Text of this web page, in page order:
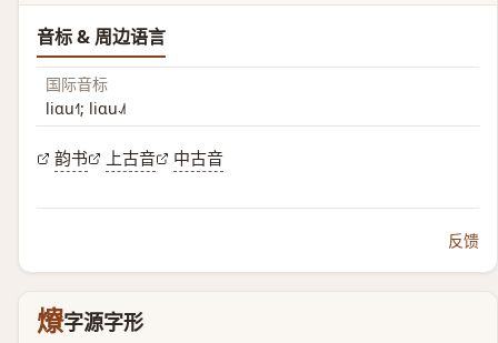
音标 & 周边语言
国际音标
liɑu˧˥; liɑu˨˩˦
韵书 上古音 中古音
反馈
爎字源字形